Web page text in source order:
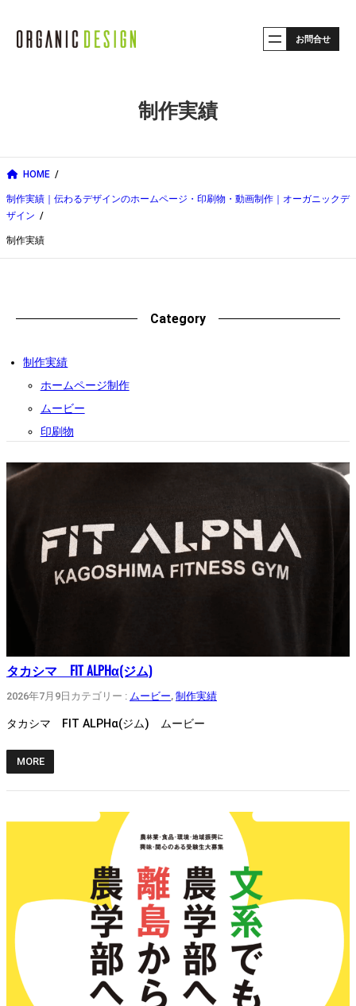
お問合せ
制作実績
HOME
制作実績｜伝わるデザインのホームページ・印刷物・動画制作｜オーガニックデ
ザイン
制作実績
Category
制作実績
ホームページ制作
ムービー
印刷物
タカシマ FIT ALPHα(ジム)
2026年7月9日 カテゴリー : ムービー, 制作実績
タカシマ FIT ALPHα(ジム) ムービー
MORE